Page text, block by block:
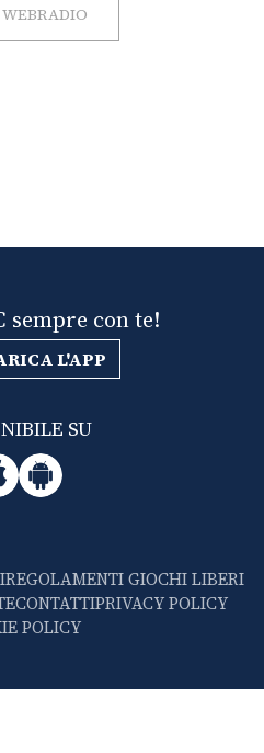
sempre con te!
L'APP
SU
REGOLAMENTI GIOCHI LIBERI
CONTATTIPRIVACY POLICY
POLICY